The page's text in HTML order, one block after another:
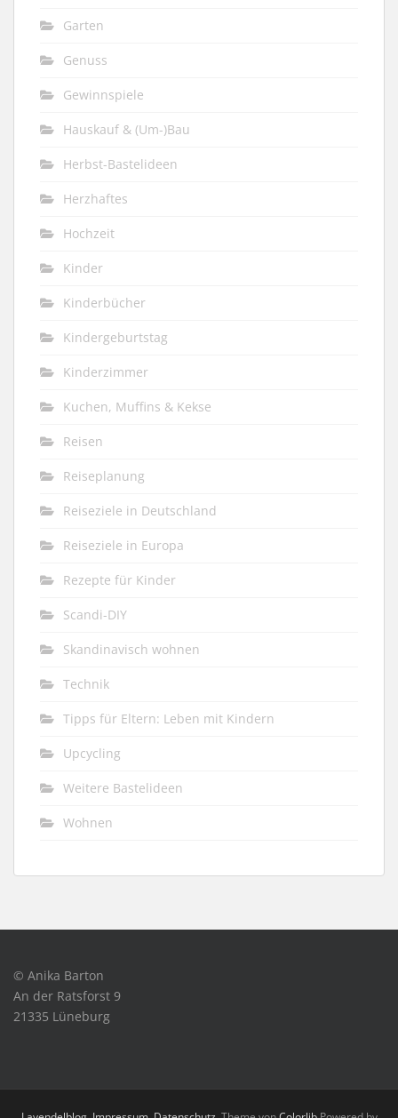
Garten
Genuss
Gewinnspiele
Hauskauf & (Um-)Bau
Herbst-Bastelideen
Herzhaftes
Hochzeit
Kinder
Kinderbücher
Kindergeburtstag
Kinderzimmer
Kuchen, Muffins & Kekse
Reisen
Reiseplanung
Reiseziele in Deutschland
Reiseziele in Europa
Rezepte für Kinder
Scandi-DIY
Skandinavisch wohnen
Technik
Tipps für Eltern: Leben mit Kindern
Upcycling
Weitere Bastelideen
Wohnen
© Anika Barton
An der Ratsforst 9
21335 Lüneburg